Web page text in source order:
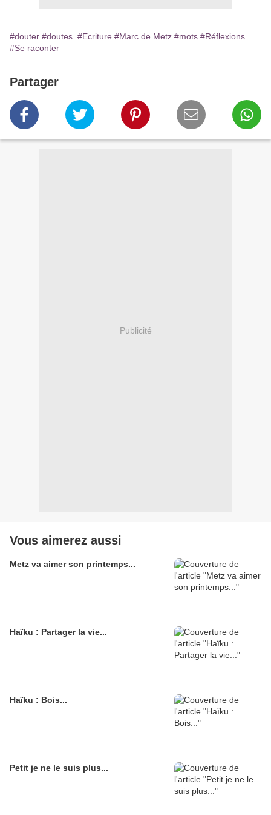
#douter #doutes #Ecriture #Marc de Metz #mots #Réflexions
#Se raconter
Partager
Publicité
Vous aimerez aussi
Metz va aimer son printemps...
Haïku : Partager la vie...
Haïku : Bois...
Petit je ne le suis plus...